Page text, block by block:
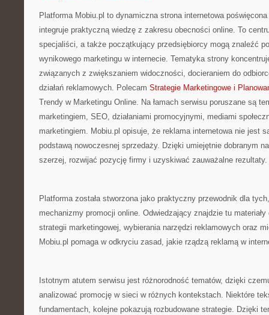
Platforma Mobiu.pl to dynamiczna strona internetowa
integruje praktyczną wiedzę z zakresu obecności online. To
specjaliści, a także początkujący przedsiębiorcy mogą znaleźć
wynikowego marketingu w internecie. Tematyka strony
związanych z zwiększaniem widoczności, docieraniem do
działań reklamowych. Polecam Strategie Marketingowe i
Trendy w Marketingu Online. Na łamach serwisu poruszane są
marketingiem, SEO, działaniami promocyjnymi, mediami
marketingiem. Mobiu.pl opisuje, że reklama internetowa nie jest
podstawą nowoczesnej sprzedaży. Dzięki umiejętnie dobranym
szerzej, rozwijać pozycję firmy i uzyskiwać zauważalne rezultaty.
Platforma została stworzona jako praktyczny przewodnik dla
mechanizmy promocji online. Odwiedzający znajdzie tu
strategii marketingowej, wybierania narzędzi reklamowych oraz
Mobiu.pl pomaga w odkryciu zasad, jakie rządzą reklamą w
Istotnym atutem serwisu jest różnorodność tematów, dzięki
analizować promocję w sieci w różnych kontekstach. Niektóre
fundamentach, kolejne pokazują rozbudowane strategie. Dzięki